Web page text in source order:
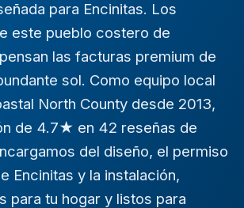
para Encinitas. Los
este pueblo costero de
las facturas premium de
sol. Como equipo local
North County desde 2013,
de 4.7★ en 42 reseñas de
del diseño, el permiso
Encinitas y la instalación,
para tu hogar y listos para